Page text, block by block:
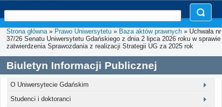
Strona główna» Prawo Uniwersytetu » Baza aktów prawnych » Uchwała nr
37/26 Senatu Uniwersytetu Gdańskiego z dnia 2 lipca 2026 roku w sprawie
zatwierdzenia Sprawozdania z realizacji Strategii UG za 2025 rok
Biuletyn Informacji Publicznej
O Uniwersytecie Gdańskim
Studenci i doktoranci